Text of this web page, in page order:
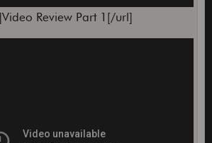
Review Part 1[/url]